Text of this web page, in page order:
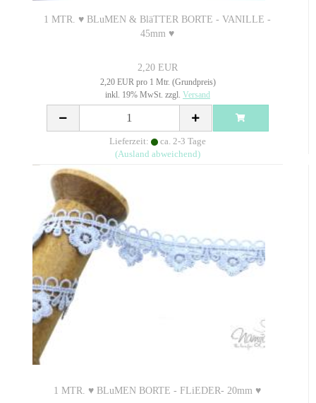
1 MTR. ♥ BLuMEN & BläTTER BORTE - VANILLE -
45mm ♥
2,20 EUR
2,20 EUR pro 1 Mtr. (Grundpreis)
inkl. 19% MwSt. zzgl. Versand
Lieferzeit:
ca. 2-3 Tage
(Ausland abweichend)
1 MTR. ♥ BLuMEN BORTE - FLiEDER- 20mm ♥